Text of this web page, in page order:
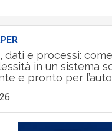
dati e processi:
in un sistema
e pronto per